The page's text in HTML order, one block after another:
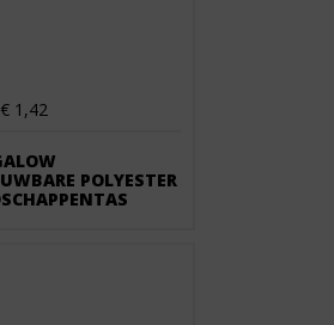
1,42
POLYESTER